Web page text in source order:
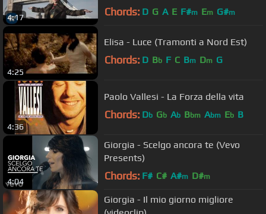
4:17 Chords: D G A E F#m Em G#m
4:25
Elisa - Luce (Tramonti a Nord Est)
Chords: D Bb F C Bm Dm G
4:36
Paolo Vallesi - La Forza della vita
Chords: Db Gb Ab Bbm Abm Eb B
4:04
Giorgia - Scelgo ancora te (Vevo
Presents)
Chords: F# C# A#m D#m
Giorgia - Il mio giorno migliore